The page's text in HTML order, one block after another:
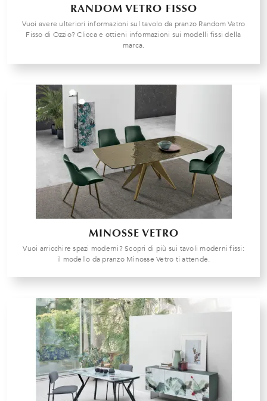
RANDOM VETRO FISSO
Vuoi avere ulteriori informazioni sul tavolo da pranzo Random Vetro
Fisso di Ozzio? Clicca e ottieni informazioni sui modelli fissi della
marca.
MINOSSE VETRO
Vuoi arricchire spazi moderni? Scopri di più sui tavoli moderni fissi:
il modello da pranzo Minosse Vetro ti attende.